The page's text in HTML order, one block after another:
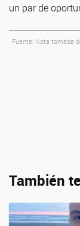
un par de
Fuente: Nota tomada
También